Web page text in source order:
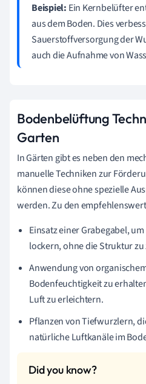
Beispiel: Ein Kernbelüfter
aus dem Boden. Dies
Sauerstoffversorgung der
auch die Aufnahme von
Bodenbelüftung
Garten
In Gärten gibt es neben den
manuelle Techniken zur
können diese ohne spezielle
werden. Zu den
Einsatz einer Grabegabel,
lockern, ohne die Struktur
Anwendung von
Bodenfeuchtigkeit zu
Luft zu erleichtern.
Pflanzen von Tiefwurzlern,
natürliche Luftkanäle im